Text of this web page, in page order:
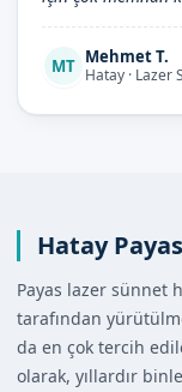
MT Mehmet T.
Hatay · Lazer
Hatay
Payas lazer sünnet
tarafından
da en çok tercih
olarak, yıllardır